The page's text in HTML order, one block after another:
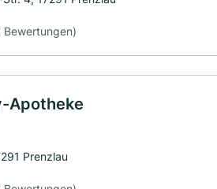
Bewertungen)
Apotheke
Prenzlau